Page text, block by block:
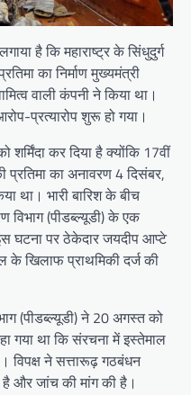
है कि महाराष्ट्र के सिंधुदुर्ग
का निर्माण मुख्यमंत्री
वाली कंपनी ने किया था।
प्रत्यारोप शुरू हो गया।
कर दिया है क्योंकि 17वीं
प्रतिमा का अनावरण 4 दिसंबर,
था। भारी बारिश के बीच
विभाग (पीडब्ल्यूडी) के एक
घटना पर ठेकेदार जयदीप आप्टे
खिलाफ प्राथमिकी दर्ज की
(पीडब्ल्यूडी) ने 20 अगस्त को
गया था कि संरचना में इस्तेमाल
विपक्ष ने सत्तारूढ़ गठबंधन
है और जांच की मांग की है।